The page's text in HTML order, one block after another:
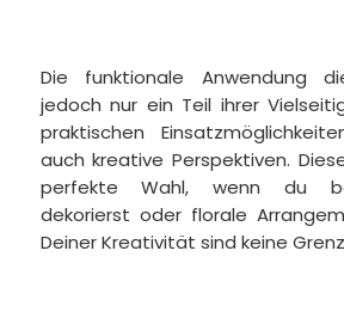
Die funktionale Anwendung
jedoch nur ein Teil ihrer
praktischen
auch kreative Perspektiven.
perfekte Wahl, wenn du
dekorierst oder florale
Deiner Kreativität sind keine